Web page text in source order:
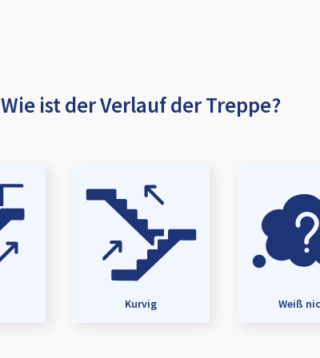
Wie ist der Verlauf der Treppe?
Kurvig Weiß